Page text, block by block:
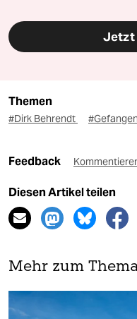
Jetzt
Themen
#Dirk Behrendt
Feedback
Diesen Artikel teilen
Mehr zum